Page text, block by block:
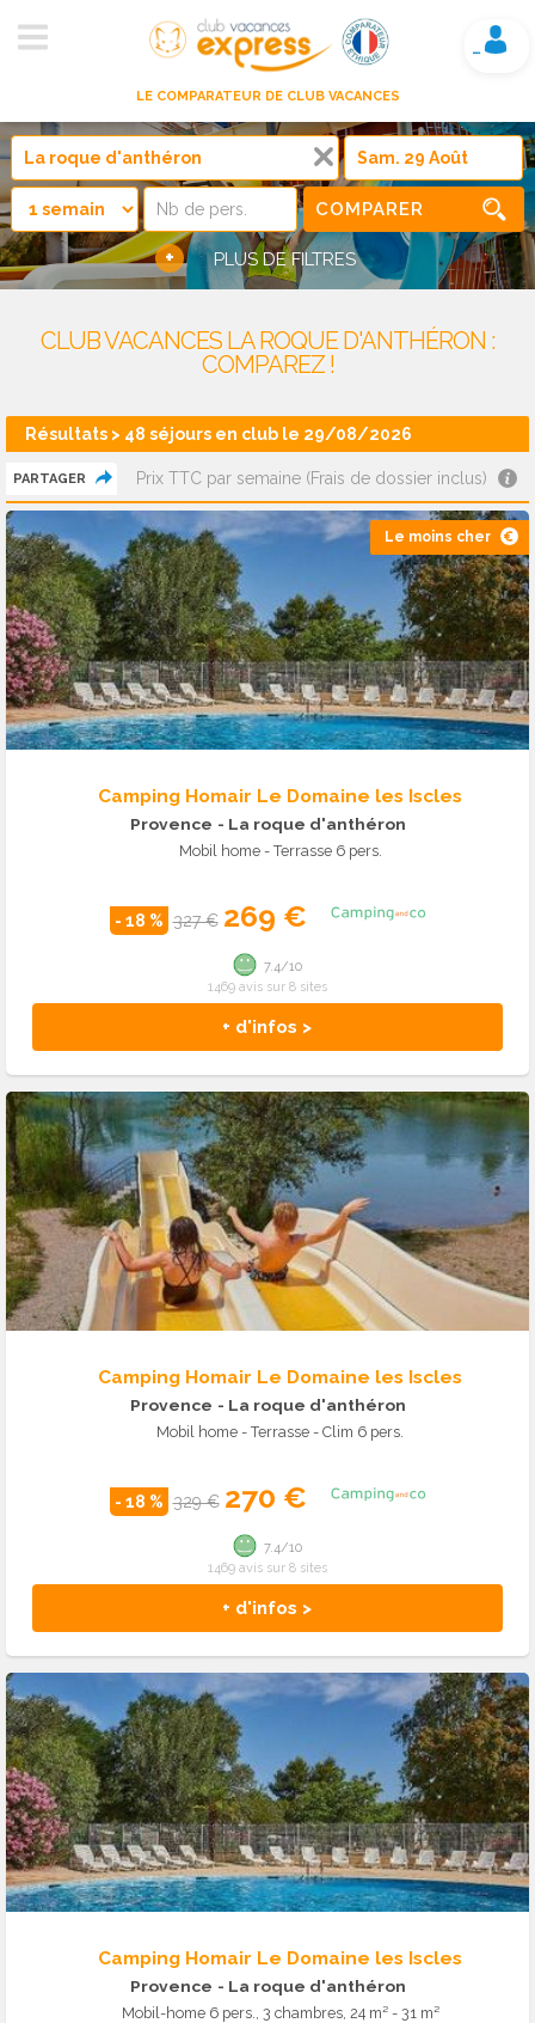
LE COMPARATEUR DE CLUB VACANCES
Mon compte
COMPARER
+ PLUS DE FILTRES
CLUB VACANCES LA ROQUE D'ANTHÉRON :
COMPAREZ !
Résultats > 48 séjours en club le 29/08/2026
PARTAGER Prix TTC par semaine (Frais de dossier inclus)
Le moins cher
Camping Homair Le Domaine les Iscles
Provence - La roque d'anthéron
Mobil home - Terrasse 6 pers.
- 18 % 327 € 269 €
+ d'infos >
7.4/10
1469 avis sur 8 sites
Camping Homair Le Domaine les Iscles
Provence - La roque d'anthéron
Mobil home - Terrasse - Clim 6 pers.
- 18 % 329 € 270 €
+ d'infos >
7.4/10
1469 avis sur 8 sites
Camping Homair Le Domaine les Iscles
Provence - La roque d'anthéron
Mobil-home 6 pers., 3 chambres, 24 m² - 31 m²